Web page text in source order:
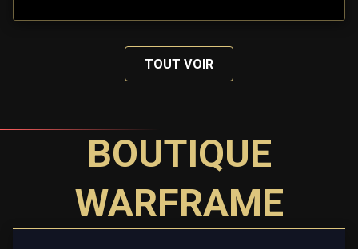
TOUT VOIR
BOUTIQUE
WARFRAME